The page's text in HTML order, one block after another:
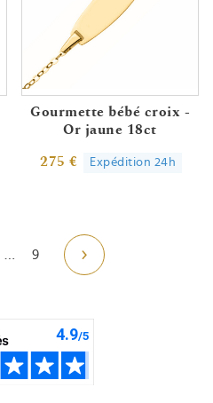
Gourmette bébé croix -
Or jaune 18ct
275 € Expédition 24h
9